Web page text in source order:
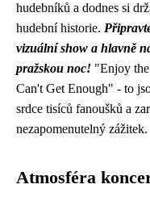
hudebníků a dodnes si
hudební historie.
vizuální show a hlavně
pražskou noc! "Enjoy
Can't Get Enough" - to
srdce tisíců fanoušků a
nezapomenutelný zážitek.
Atmosféra